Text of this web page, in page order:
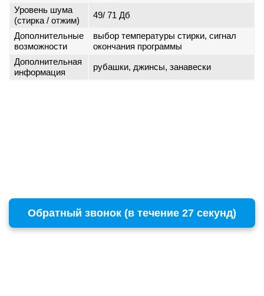
Уровень шума
(стирка / отжим)
49/ 71 Дб
Дополнительные
возможности
выбор температуры стирки, сигнал
окончания программы
Дополнительная
информация
рубашки, джинсы, занавески
Обратный звонок (в течение 27 секунд)